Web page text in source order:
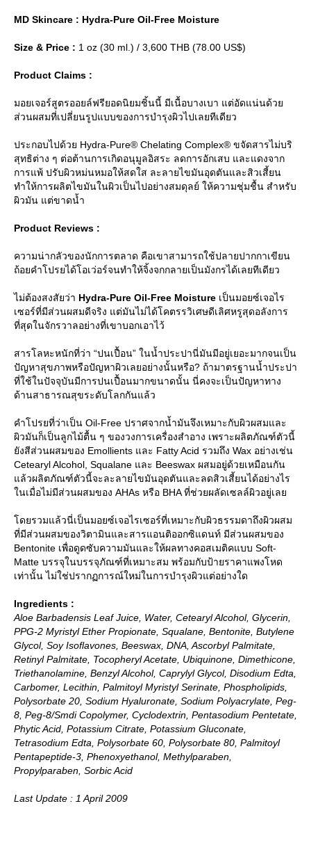
MD Skincare : Hydra-Pure Oil-Free Moisture
Size & Price : 1 oz (30 ml.) / 3,600 THB (78.00 US$)
Product Claims :
มอยเจอร์สูตรออยล์ฟรียอดนิยมชิ้นนี้ มีเนื้อบางเบา แต่อัดแน่นด้ว
ส่วนผสมที่เปลี่ยนรูปแบบของการบำรุงผิวไปเลยทีเดียว
ประกอบไปด้วย Hydra-Pure® Chelating Complex® ขจัดสารไม่บริ
สุทธิต่าง ๆ ต่อต้านการเกิดอนุมูลอิสระ ลดการอักเสบ และแดงจาก
การแพ้ ปรับผิวหม่นหมอให้สดใส ละลายไขมันอุดตันและสิวเสี้ยน
ทำให้การผลิตไขมันในผิวเป็นไปอย่างสมดุลย์ ให้ความชุ่มชื้น สำหรับ
ผิวมัน แต่ขาดน้ำ
Product Reviews :
ความน่ากลัวของนักการตลาด คือเขาสามารถใช้ปลายปากกาเขียน
ถ้อยคำโปรยได้โอเว่อร์จนทำให้จิ้งจกกลายเป็นมังกรได้เลยทีเดียว
ไม่ต้องสงสัยว่า Hydra-Pure Oil-Free Moisture เป็นมอยซ์เจอไร
เซอร์ที่มีส่วนผสมดีจริง แต่มันไม่ได้โคตรรวิเศษดีเลิศหรูสุดอลังการ
ที่สุดในจักรวาลอย่างที่เขาบอกเอาไว้
สารโลหะหนักที่ว่า “ปนเปื้อน” ในน้ำประปานี่มันมีอยู่เยอะมากจนเป็น
ปัญหาสุขภาพหรือปัญหาผิวเลยอย่างนั้นหรือ? ถ้ามาตรฐานน้ำประปา
ที่ใช้ในปัจจุบันมีการปนเปื้อนมากขนาดนั้น นี่คงจะเป็นปัญหาทาง
ด้านสาธารณสุขระดับโลกกันแล้ว
คำโปรยที่ว่าเป็น Oil-Free ปราศจากน้ำมันจึงเหมาะกับผิวผสมและ
ผิวมันก็เป็นลูกไม้ตื้น ๆ ของวงการเครื่องสำอาง เพราะผลิตภัณฑ์ตัวนี้
ังสีส่วนผสมของ Emollients และ Fatty Acid รวมถึง Wax อย่างเช่น
Cetearyl Alcohol, Squalane และ Beeswax ผสมอยู่ด้วยเหมือนกัน
ล้วผลิตภัณฑ์ตัวนี้จะละลายไขมันอุดตันและลดสิวเสี้ยนได้อย่างไร
นเมื่อไม่มีส่วนผสมของ AHAs หรือ BHA ที่ช่วยผลัดเซลล์ผิวอยู่เล
ดยรวมแล้วนี่เป็นมอยซ์เจอไรเซอร์ที่เหมาะกับผิวธรรมดาถึงผิวผสม
ที่มีส่วนผสมของวิตามินและสารแอนติออกซิแดนท์ มีส่วนผสมของ
Bentonite เพื่อดูดซับความมันและให้ผลทางคอสเมติคแบบ Soft-
Matte บรรจุในบรรจุภัณฑ์ที่เหมาะสม พร้อมกับป้ายราคาแพงโหด
เท่านั้น ไม่ใช่ปรากฏการณ์ใหม่ในการบำรุงผิวแต่อย่างใด
Ingredients :
Aloe Barbadensis Leaf Juice, Water, Cetearyl Alcohol, Glycerin,
PPG-2 Myristyl Ether Propionate, Squalane, Bentonite, Butylene
Glycol, Soy Isoflavones, Beeswax, DNA, Ascorbyl Palmitate,
Retinyl Palmitate, Tocopheryl Acetate, Ubiquinone, Dimethicone,
Triethanolamine, Benzyl Alcohol, Caprylyl Glycol, Disodium Edta,
Carbomer, Lecithin, Palmitoyl Myristyl Serinate, Phospholipids,
Polysorbate 20, Sodium Hyaluronate, Sodium Polyacrylate, Peg-
8, Peg-8/Smdi Copolymer, Cyclodextrin, Pentasodium Pentetate,
Phytic Acid, Potassium Citrate, Potassium Gluconate,
Tetrasodium Edta, Polysorbate 60, Polysorbate 80, Palmitoyl
Pentapeptide-3, Phenoxyethanol, Methylparaben,
Propylparaben, Sorbic Acid
Last Update : 1 April 2009